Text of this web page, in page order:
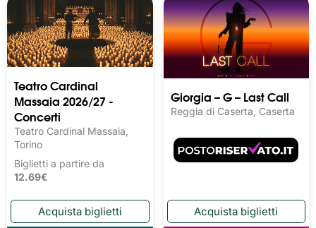
Teatro Cardinal
Massaia 2026/27 -
Concerti
Teatro Cardinal Massaia,
Torino
Biglietti a partire da
12.69€
Giorgia – G – Last Call
Reggia di Caserta, Caserta